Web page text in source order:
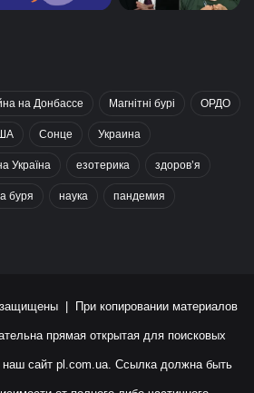
на Донбассе Магнітні бурі ОРДО
Сонце Украина
Україна езотерика здоров’я
буря наука пандемия
| При копировании материалов
прямая открытая для поисковых
наш сайт pl.com.ua. Ссылка должна быть